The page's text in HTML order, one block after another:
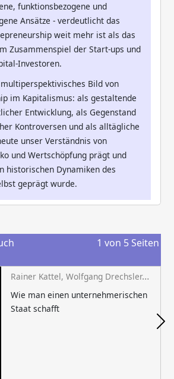
funktionsbezogene und
Ansätze - verdeutlicht das
weit mehr ist als das
Zusammenspiel der Start-ups und
Investoren.
Bild von
im Kapitalismus: als gestaltende
Entwicklung, als Gegenstand
Kontroversen und als alltägliche
unser Verständnis von
und Wertschöpfung prägt und
historischen Dynamiken des
geprägt wurde.
1 von 5 Seiten
Rainer Kattel, Wolfgang Drechsler, Erkki Karo
Wie man einen unternehmerischen
Staat schafft